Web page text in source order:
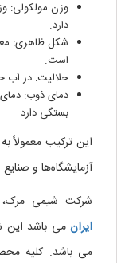
دارد.
شکل ظاهری:
است.
حلالیت: در
دمای ذوب:
بستگی دارد.
این ترکیب معمولاً
آزمایشگاه‌ها و
شرکت شیمی
ایران می باشد این
می باشد. کلیه